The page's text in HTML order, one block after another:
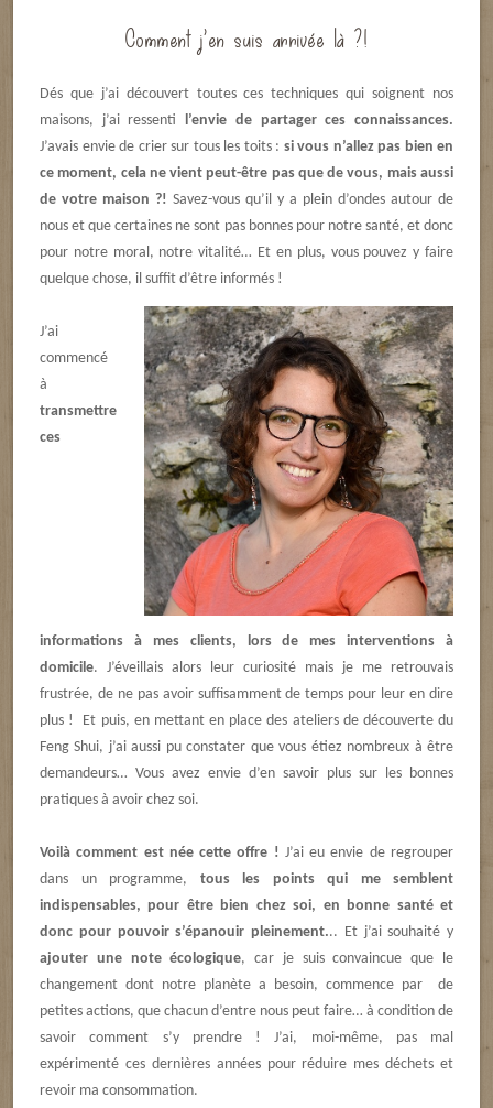
Comment j’en suis arrivée là ?!
Dés que j’ai découvert toutes ces techniques qui soignent nos
maisons, j’ai ressenti
l’envie de partager ces connaissances.
J’avais envie de crier sur tous les toits : si vous n’allez pas bien en
ce moment, cela ne vient peut-être pas que de vous, mais aussi
de votre maison ?! Savez-vous qu’il y a plein d’ondes autour de
nous et que certaines ne sont pas bonnes pour notre santé, et donc
pour notre moral, notre vitalité… Et en plus, vous pouvez y faire
quelque chose, il suffit d’être informés !
J’ai
commencé
à
transmettre
ces
informations à mes clients, lors de mes interventions à
domicile. J’éveillais alors leur curiosité mais je me retrouvais
frustrée, de ne pas avoir suffisamment de temps pour leur en dire
plus ! Et puis, en mettant en place des ateliers de découverte du
Feng Shui, j’ai aussi pu constater que vous étiez nombreux à être
demandeurs… Vous avez envie d’en savoir plus sur les bonnes
pratiques à avoir chez soi.
Voilà comment est née cette offre ! J’ai eu envie de regrouper
dans un programme, tous les points qui me semblent
indispensables, pour être bien chez soi, en bonne santé et
donc pour pouvoir s’épanouir pleinement... Et j’ai souhaité y
ajouter une note écologique, car je suis convaincue que le
changement dont notre planète a besoin, commence par de
petites actions, que chacun d’entre nous peut faire… à condition de
savoir comment s’y prendre ! J’ai, moi-même, pas mal
expérimenté ces dernières années pour réduire mes déchets et
revoir ma consommation.